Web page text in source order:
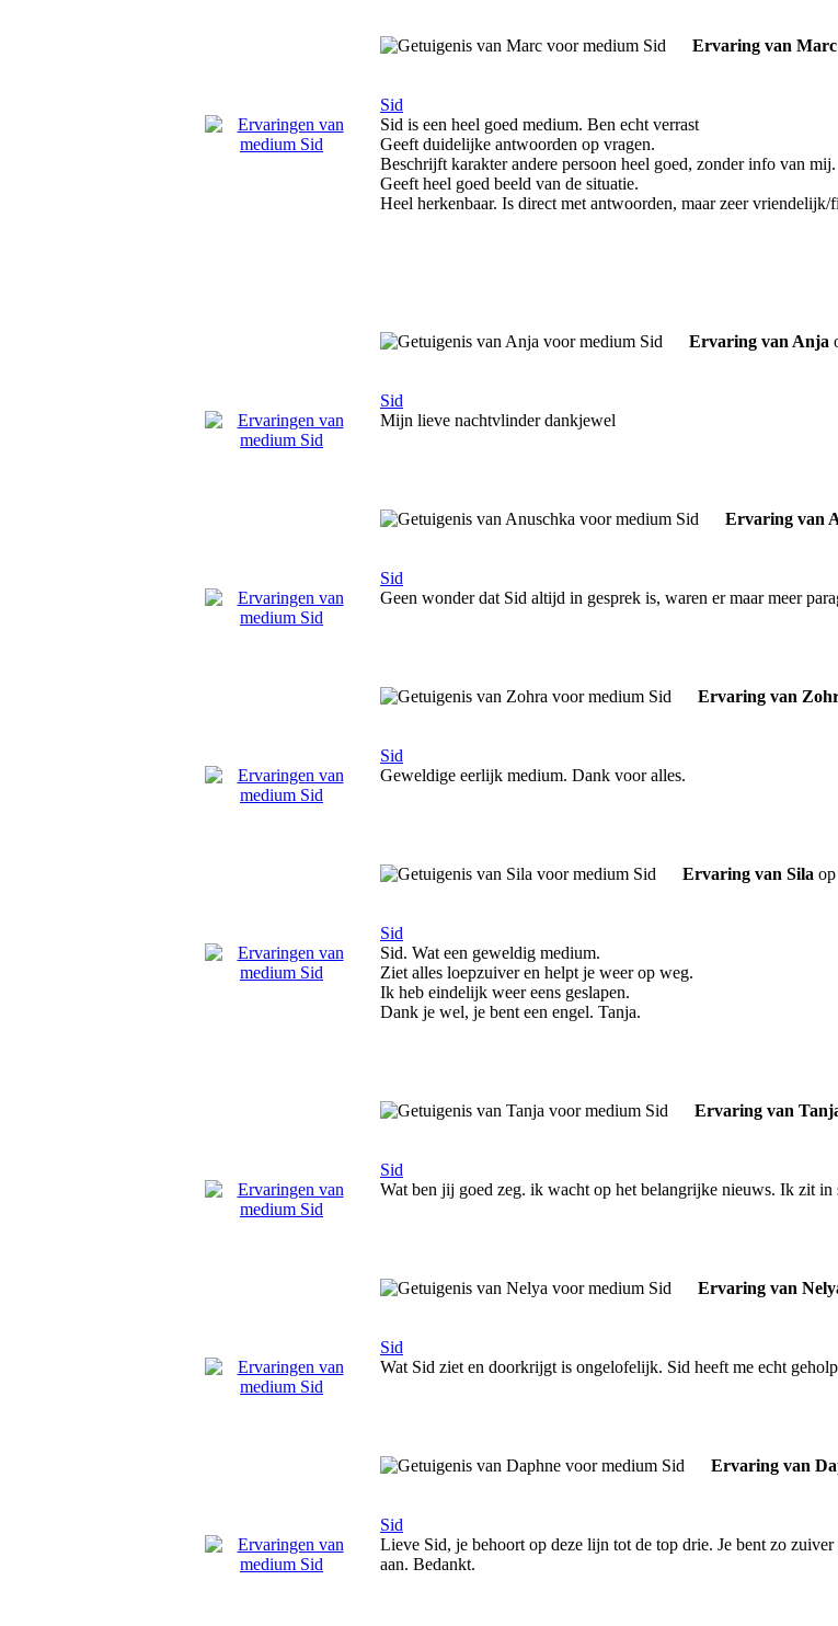
Ervaring van Marc
Sid
Sid is een heel goed medium. Ben echt verrast
Geeft duidelijke antwoorden op vragen.
Beschrijft karakter andere persoon heel goed, zonder info van mij.
Geeft heel goed beeld van de situatie.
Heel herkenbaar. Is direct met antwoorden, maar zeer vriendelijk/
Ervaring van Anja
Sid
Mijn lieve nachtvlinder dankjewel
Ervaring van
Sid
Geen wonder dat Sid altijd in gesprek is, waren er maar meer
Ervaring van
Sid
Geweldige eerlijk medium. Dank voor alles.
Ervaring van Sila
Sid
Sid. Wat een geweldig medium.
Ziet alles loepzuiver en helpt je weer op weg.
Ik heb eindelijk weer eens geslapen.
Dank je wel, je bent een engel. Tanja.
Ervaring van
Sid
Wat ben jij goed zeg. ik wacht op het belangrijke nieuws. Ik zit in
Ervaring van
Sid
Wat Sid ziet en doorkrijgt is ongelofelijk. Sid heeft me echt
Ervaring van
Sid
Lieve Sid, je behoort op deze lijn tot de top drie. Je bent zo
aan. Bedankt.